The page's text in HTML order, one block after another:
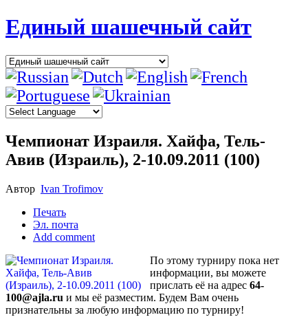
Единый шашечный сайт
Чемпионат Израиля. Хайфа, Тель-
Авив (Израиль), 2-10.09.2011 (100)
Автор Ivan Trofimov
Печать
Эл. почта
Add comment
По этому турниру пока нет
информации, вы можете
прислать её на адрес 64-
100@ajla.ru и мы её разместим. Будем Вам очень
признательны за любую информацию по турниру!